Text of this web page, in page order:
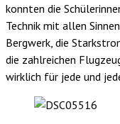
konnten die
Technik mit allen
Bergwerk, die
die zahlreichen
wirklich für jede und